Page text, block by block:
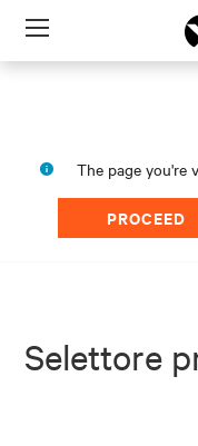
Menu
The page you're
PROCEED
Selettore